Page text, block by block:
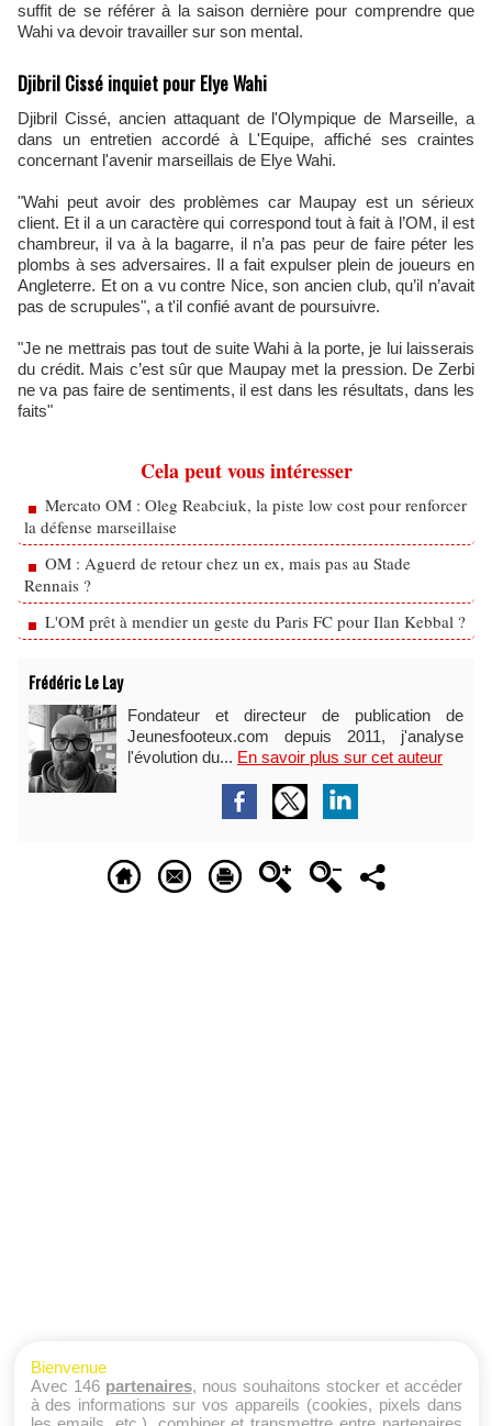
suffit de se référer à la saison dernière pour comprendre que
Wahi va devoir travailler sur son mental.
Djibril Cissé inquiet pour Elye Wahi
Djibril Cissé, ancien attaquant de l'Olympique de Marseille, a
dans un entretien accordé à L'Equipe, affiché ses craintes
concernant l'avenir marseillais de Elye Wahi.
"Wahi peut avoir des problèmes car Maupay est un sérieux
client. Et il a un caractère qui correspond tout à fait à l’OM, il est
chambreur, il va à la bagarre, il n’a pas peur de faire péter les
plombs à ses adversaires. Il a fait expulser plein de joueurs en
Angleterre. Et on a vu contre Nice, son ancien club, qu’il n’avait
pas de scrupules", a t'il confié avant de poursuivre.
"Je ne mettrais pas tout de suite Wahi à la porte, je lui laisserais
du crédit. Mais c’est sûr que Maupay met la pression. De Zerbi
ne va pas faire de sentiments, il est dans les résultats, dans les
faits"
Cela peut vous intéresser
Mercato OM : Oleg Reabciuk, la piste low cost pour renforcer
la défense marseillaise
OM : Aguerd de retour chez un ex, mais pas au Stade
Rennais ?
L'OM prêt à mendier un geste du Paris FC pour Ilan Kebbal ?
Frédéric Le Lay
Fondateur et directeur de publication de
Jeunesfooteux.com depuis 2011, j'analyse
l'évolution du... En savoir plus sur cet auteur
Bienvenue
Avec 146 partenaires, nous souhaitons stocker et accéder
à des informations sur vos appareils (cookies, pixels dans